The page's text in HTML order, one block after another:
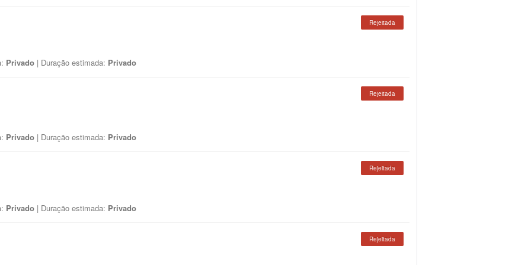
Rejeitada
Privado | Duração estimada: Privado
Rejeitada
Privado | Duração estimada: Privado
Rejeitada
Privado | Duração estimada: Privado
Rejeitada